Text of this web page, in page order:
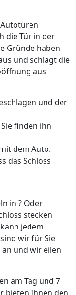
die Tür in der
Gründe haben.
und schlägt die
aus
und der
finden ihn
dem Auto.
das Schloss
in ? Oder
stecken
jedem
wir für Sie
an und wir eilen
am Tag und 7
bieten Ihnen den